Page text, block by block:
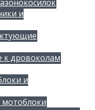
и
дровоколам
и